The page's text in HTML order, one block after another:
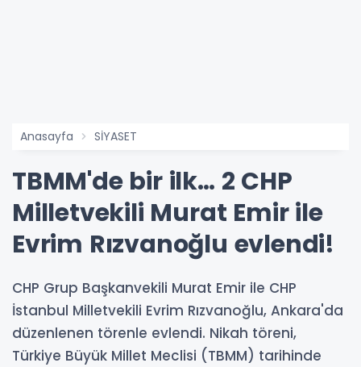
Anasayfa SİYASET
TBMM'de bir ilk… 2 CHP
Milletvekili Murat Emir ile
Evrim Rızvanoğlu evlendi!
CHP Grup Başkanvekili Murat Emir ile CHP
İstanbul Milletvekili Evrim Rızvanoğlu, Ankara'da
düzenlenen törenle evlendi. Nikah töreni,
Türkiye Büyük Millet Meclisi (TBMM) tarihinde